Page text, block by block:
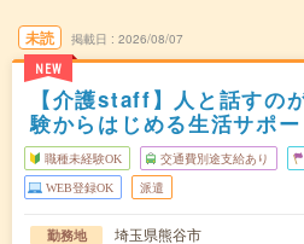
未読
NEW
掲載日 2026/08/07
【介護staff】人と話すの
験からはじめる生活サポー
職種未経験OK 交通費別途支給あり
WEB登録OK 派遣
勤務地
埼玉県熊谷市